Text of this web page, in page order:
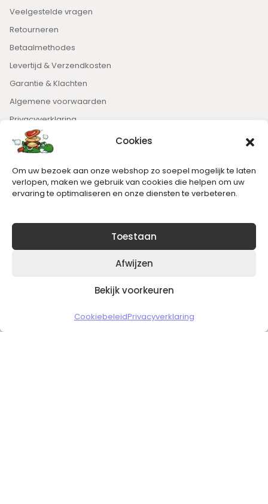
Cookies
Om uw bezoek aan onze webshop zo soepel mogelijk te laten
verlopen, maken we gebruik van cookies die helpen om uw
ervaring te optimaliseren en onze diensten te verbeteren.
Toestaan
Afwijzen
Bekijk voorkeuren
CookiebeleidPrivacyverklaring
Veelgestelde vragen
Retourneren
Betaalmethodes
Levertijd & Verzendkosten
Garantie & Klachten
Algemene voorwaarden
Privacyverklaring
Nieuwsbrief
Blijft op de hoogte van het laatste nieuws.